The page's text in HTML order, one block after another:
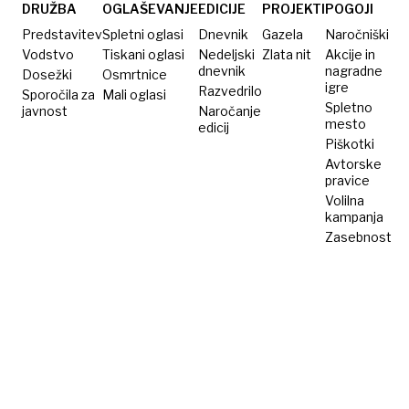
se bodo
osmešili
DRUŽBA
Predstavitev
Vodstvo
Dosežki
Sporočila za
javnost
OGLAŠEVANJE
Spletni oglasi
Tiskani oglasi
Osmrtnice
Mali oglasi
EDICIJE
Dnevnik
Nedeljski
dnevnik
Razvedrilo
Naročanje
edicij
PROJEKTI
Gazela
Zlata nit
POGOJI
Naročniški
Akcije in
nagradne
igre
Spletno
mesto
Piškotki
Avtorske
pravice
Volilna
kampanja
Zasebnost